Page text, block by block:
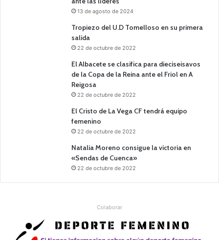
13 de agosto de 2024
Tropiezo del U.D Tomelloso en su primera
salida
22 de octubre de 2022
El Albacete se clasifica para dieciseisavos
de la Copa de la Reina ante el Friol en A
Reigosa
22 de octubre de 2022
El Cristo de La Vega CF tendrá equipo
femenino
22 de octubre de 2022
Natalia Moreno consigue la victoria en
«Sendas de Cuenca»
22 de octubre de 2022
Colaborar